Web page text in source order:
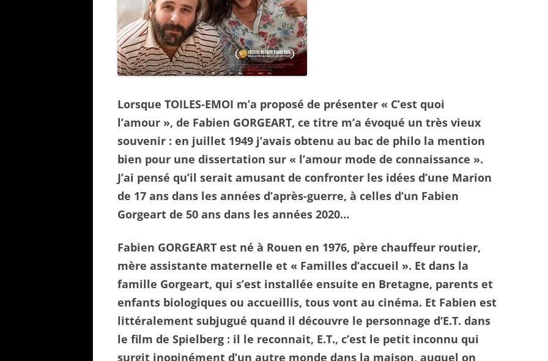
Lorsque TOILES-EMOI m’a proposé de présenter « C’est quoi
l’amour », de Fabien GORGEART, ce titre m’a évoqué un très vieux
souvenir : en juillet 1949 j’avais obtenu au bac de philo la mention
bien pour une dissertation sur « l’amour mode de connaissance ».
J’ai pensé qu’il serait amusant de confronter les idées d’une Marion
de 17 ans dans les années d’après-guerre, à celles d’un Fabien
Gorgeart de 50 ans dans les années 2020…
Fabien GORGEART est né à Rouen en 1976, père chauffeur routier,
mère assistante maternelle et « Familles d’accueil ». Et dans la
famille Gorgeart, qui s’est installée ensuite en Bretagne, parents et
enfants biologiques ou accueillis, tous vont au cinéma. Et Fabien est
littéralement subjugué quand il découvre le personnage d’E.T. dans
le film de Spielberg : il le reconnait, E.T., c’est le petit inconnu qui
surgit inopinément d’un autre monde dans la maison, auquel on